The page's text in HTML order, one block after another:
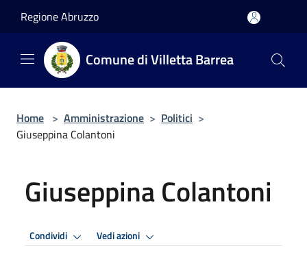
Regione Abruzzo
Comune di Villetta Barrea
Home > Amministrazione > Politici >
Giuseppina Colantoni
Giuseppina Colantoni
Condividi Vedi azioni